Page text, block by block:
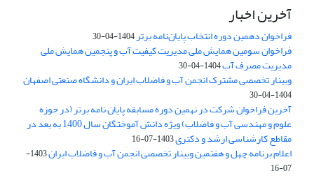
آخرین اخبار
فراخوان دهمین دوره انتخاب پایان‌نامه برتر1404-04-30
فراخوان سومین همایش ملی مدیریت کیفیت آب و پنجمین همایش ملی
مدیریت مصرف آب1404-04-30
وبینار تخصصی مشترک انجمن آب و فاضلاب ایران و دانشگاه صنعتی اصفهان
1404-04-30
آخرین فراخوان شرکت در نهمین دوره مسابقه پایان نامه برتر (در حوزه
علوم و مهندسی آب و فاضلاب) ویژه دانش آموختگان سال 1400 به بعد در
مقاطع کارشناسی ارشد و دکتری1403-07-16
اعلام برنامه چهل و هفتمین وبینار تخصصی انجمن آب و فاضلاب ایران
1403-
07-16